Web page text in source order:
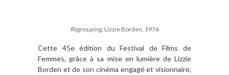
Regrouping, Lizzie Borden, 1976
Cette 45e édition du Festival de Films de
Femmes, grâce à sa mise en lumière de Lizzie
Borden et de son cinéma engagé et visionnaire,